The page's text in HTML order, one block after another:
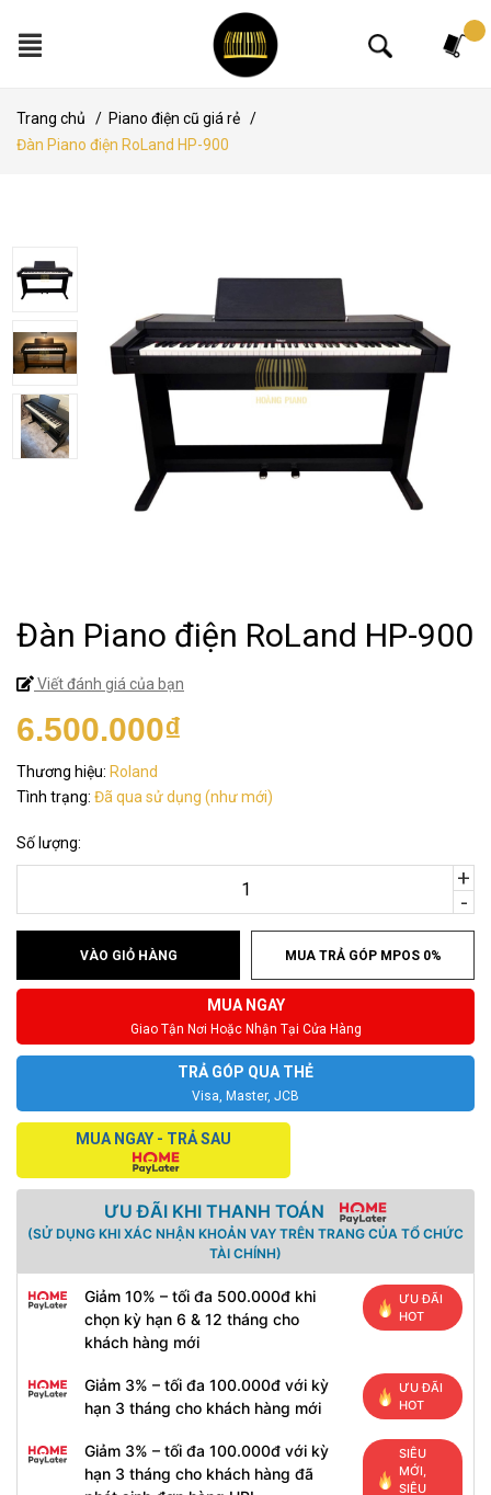
Trang chủ / Piano điện cũ giá rẻ /
Đàn Piano điện RoLand HP-900
Đàn Piano điện RoLand HP-900
Viết đánh giá của bạn
6.500.000₫
Thương hiệu: Roland
Tình trạng: Đã qua sử dụng (như mới)
Số lượng:
-
+
VÀO GIỎ HÀNG MUA TRẢ GÓP MPOS 0%
MUA NGAY
Giao Tận Nơi Hoặc Nhận Tại Cửa Hàng
TRẢ GÓP QUA THẺ
Visa, Master, JCB
MUA NGAY - TRẢ SAU
ƯU ĐÃI KHI THANH TOÁN
(SỬ DỤNG KHI XÁC NHẬN KHOẢN VAY TRÊN TRANG CỦA TỔ CHỨC
TÀI CHÍNH)
Giảm 10% – tối đa 500.000đ khi
chọn kỳ hạn 6 & 12 tháng cho
khách hàng mới
ƯU ĐÃI
HOT
Giảm 3% – tối đa 100.000đ với kỳ
hạn 3 tháng cho khách hàng mới
ƯU ĐÃI
HOT
Giảm 3% – tối đa 100.000đ với kỳ
hạn 3 tháng cho khách hàng đã
SIÊU
MỚI,
SIÊU